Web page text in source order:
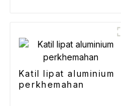
Katil lipat aluminium
perkhemahan